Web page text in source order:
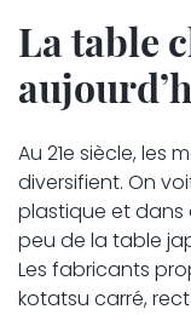
La table
Au 21e siècle,
diversifient. On
plastique et dans
peu de la table
Les fabricants
kotatsu carré,